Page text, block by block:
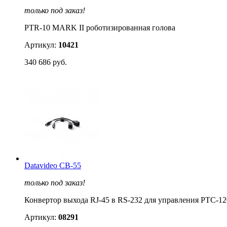
только под заказ!
PTR-10 MARK II роботизированная голова
Артикул: 10421
340 686 руб.
Datavideo CB-55
только под заказ!
Конвертор выхода RJ-45 в RS-232 для управления PTC-
Артикул: 08291